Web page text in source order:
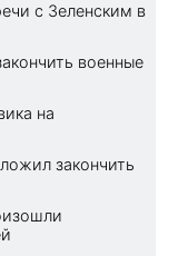
с Зеленским в
военные
на
закончить